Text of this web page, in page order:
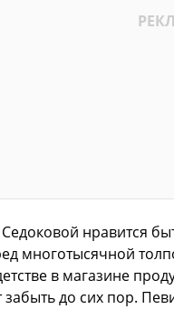
нравится
многотысячной
в магазине
до сих пор.